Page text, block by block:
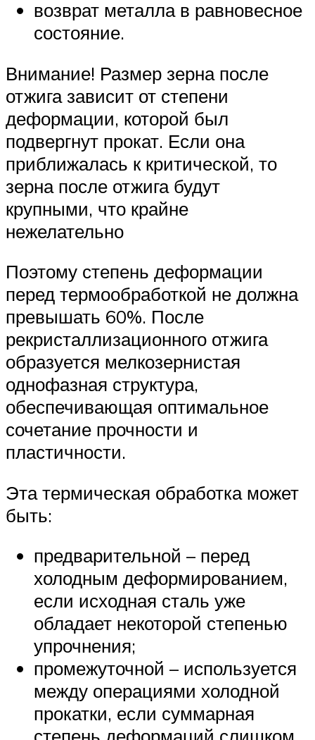
возврат металла в равновесное
состояние.
Внимание! Размер зерна после
отжига зависит от степени
деформации, которой был
подвергнут прокат. Если она
приближалась к критической, то
зерна после отжига будут
крупными, что крайне
нежелательно
Поэтому степень деформации
перед термообработкой не должна
превышать 60%. После
рекристаллизационного отжига
образуется мелкозернистая
однофазная структура,
обеспечивающая оптимальное
сочетание прочности и
пластичности.
Эта термическая обработка может
быть:
предварительной – перед
холодным деформированием,
если исходная сталь уже
обладает некоторой степенью
упрочнения;
промежуточной – используется
между операциями холодной
прокатки, если суммарная